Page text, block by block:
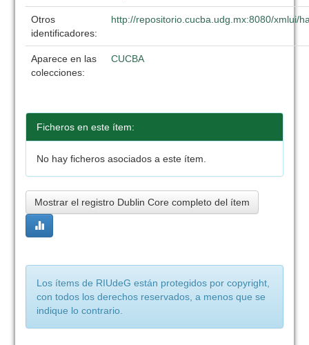
Otros
identificadores:
http://repositorio.cucba.udg.mx:8080/xmlui/
Aparece en las
colecciones:
CUCBA
Ficheros en este ítem:
No hay ficheros asociados a este ítem.
Mostrar el registro Dublin Core completo del ítem
Los ítems de RIUdeG están protegidos por copyright,
con todos los derechos reservados, a menos que se
indique lo contrario.